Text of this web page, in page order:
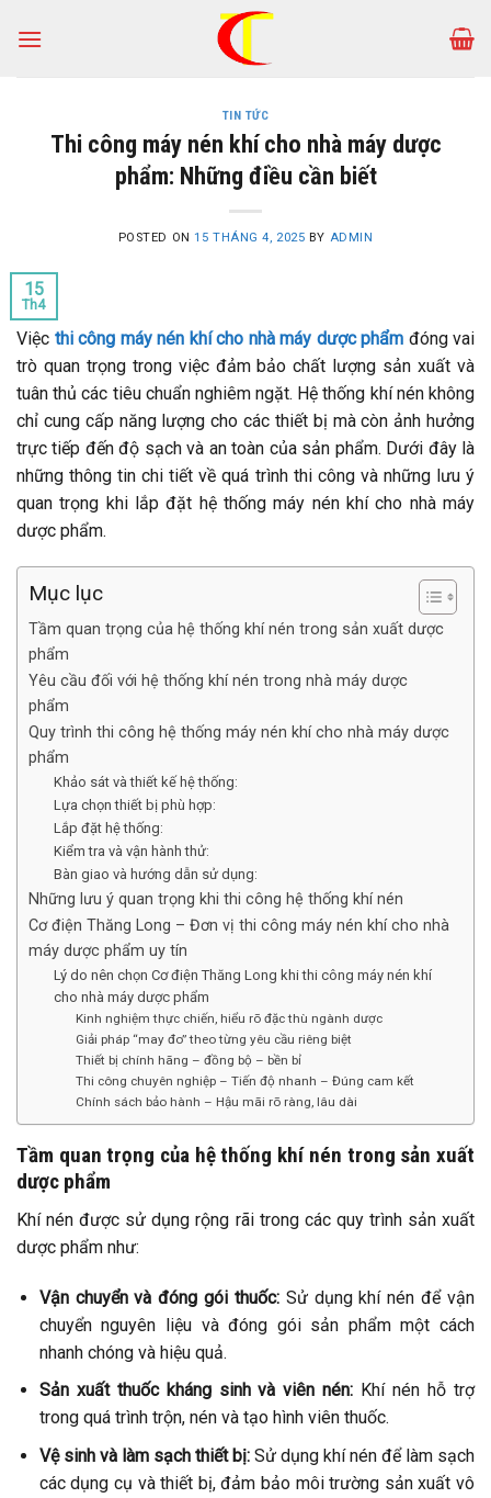
TIN TỨC
Thi công máy nén khí cho nhà máy dược
phẩm: Những điều cần biết
POSTED ON15 THÁNG 4, 2025 BY ADMIN
15
Th4
Việc thi công máy nén khí cho nhà máy dược phẩm đóng vai
trò quan trọng trong việc đảm bảo chất lượng sản xuất và
tuân thủ các tiêu chuẩn nghiêm ngặt. Hệ thống khí nén không
chỉ cung cấp năng lượng cho các thiết bị mà còn ảnh hưởng
trực tiếp đến độ sạch và an toàn của sản phẩm. Dưới đây là
những thông tin chi tiết về quá trình thi công và những lưu ý
quan trọng khi lắp đặt hệ thống máy nén khí cho nhà máy
dược phẩm.
Mục lục
Tầm quan trọng của hệ thống khí nén trong sản xuất dược
phẩm
Yêu cầu đối với hệ thống khí nén trong nhà máy dược
phẩm
Quy trình thi công hệ thống máy nén khí cho nhà máy dược
phẩm
Khảo sát và thiết kế hệ thống:
Lựa chọn thiết bị phù hợp:
Lắp đặt hệ thống:
Kiểm tra và vận hành thử:
Bàn giao và hướng dẫn sử dụng:
Những lưu ý quan trọng khi thi công hệ thống khí nén
Cơ điện Thăng Long – Đơn vị thi công máy nén khí cho nhà
máy dược phẩm uy tín
Lý do nên chọn Cơ điện Thăng Long khi thi công máy nén khí
cho nhà máy dược phẩm
Kinh nghiệm thực chiến, hiểu rõ đặc thù ngành dược
Giải pháp “may đo” theo từng yêu cầu riêng biệt
Thiết bị chính hãng – đồng bộ – bền bỉ
Thi công chuyên nghiệp – Tiến độ nhanh – Đúng cam kết
Chính sách bảo hành – Hậu mãi rõ ràng, lâu dài
Tầm quan trọng của hệ thống khí nén trong sản xuất
dược phẩm
Khí nén được sử dụng rộng rãi trong các quy trình sản xuất
dược phẩm như:
Vận chuyển và đóng gói thuốc:Sử dụng khí nén để vận
chuyển nguyên liệu và đóng gói sản phẩm một cách
nhanh chóng và hiệu quả. ​
Sản xuất thuốc kháng sinh và viên nén: Khí nén hỗ trợ
trong quá trình trộn, nén và tạo hình viên thuốc. ​
Vệ sinh và làm sạch thiết bị:Sử dụng khí nén để làm sạch
các dụng cụ và thiết bị, đảm bảo môi trường sản xuất vô